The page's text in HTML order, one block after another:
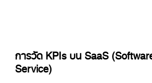
การวัด KPIs บน SaaS
Service)